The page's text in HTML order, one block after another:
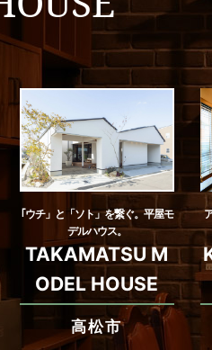
｢ウチ」と「ソト」を繋ぐ。平屋モ
デルハウス。
TAKAMATSU M
ODEL HOUSE
高松市